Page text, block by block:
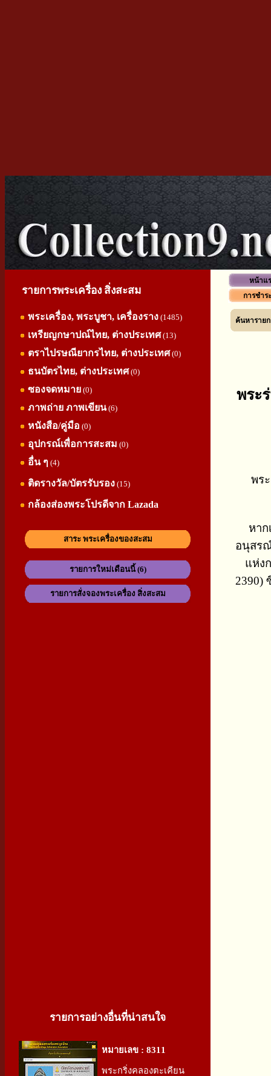
รายการพระเครื่อง สิ่งสะสม
พระเครื่อง, พระบูชา, เครื่องราง (1485)
เหรียญกษาปณ์ไทย, ต่างประเทศ(13)
ตราไปรษณียากรไทย, ต่างประเทศ(0)
ธนบัตรไทย, ต่างประเทศ(0)
ซองจดหมาย (0)
ภาพถ่าย ภาพเขียน(6)
หนังสือ/คู่มือ (0)
อุปกรณ์เพื่อการสะสม (0)
อื่น ๆ (4)
ติดรางวัล/บัตรรับรอง (15)
กล้องส่องพระโปรดีจาก Lazada
สาระ พระเครื่องของสะสม
รายการใหม่เดือนนี้ (6)
รายการสั่งจองพระเครื่อง สิ่งสะสม
รายการอย่างอื่นที่น่าสนใจ
หมายเลข : 8311
พระกริ่งคลองตะเคียน
หน้าแ
การชำร
ค้นหารายก
พระ
พร
หา
อนุสร
แห่ง
2390)